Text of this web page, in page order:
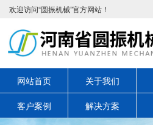
欢迎访问“圆振机械”官方网站！
网站首页 关于我们
客户案例 解决方案